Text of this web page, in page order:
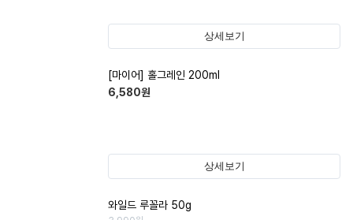
상세보기
[마이어] 홀그레인 200ml
6,580원
상세보기
와일드 루꼴라 50g